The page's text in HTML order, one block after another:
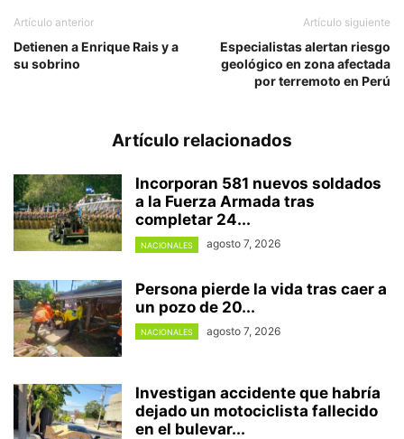
Artículo anterior
Detienen a Enrique Rais y a
su sobrino
Artículo siguiente
Especialistas alertan riesgo
geológico en zona afectada
por terremoto en Perú
Artículo relacionados
Incorporan 581 nuevos soldados
a la Fuerza Armada tras
completar 24...
NACIONALES agosto 7, 2026
Persona pierde la vida tras caer a
un pozo de 20...
NACIONALES agosto 7, 2026
Investigan accidente que habría
dejado un motociclista fallecido
en el bulevar...